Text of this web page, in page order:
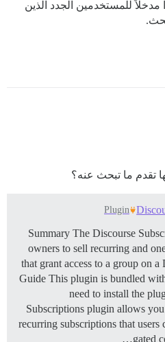
للمستخدمين الجدد الذين
تقدم ما تبحث عنه؟
Plugin
Summary The Discourse
owners to sell recurring and
that grant access to a group on a
Guide This plugin is bundled
need to install the
Subscriptions plugin allows
recurring subscriptions that users
gated